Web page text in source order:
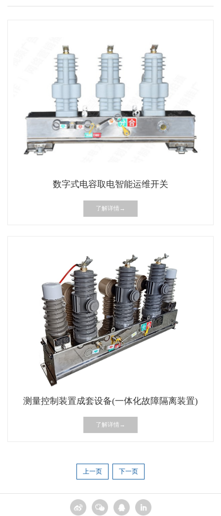
数字式电容取电智能运维开关
了解详情→
测量控制装置成套设备(一体化故障隔离装置)
了解详情→
上一页 下一页